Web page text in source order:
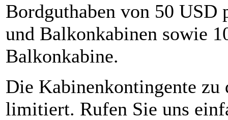
Bordguthaben von 50
und Balkonkabinen sowie
Balkonkabine.
Die Kabinenkontingente zu
limitiert. Rufen Sie uns